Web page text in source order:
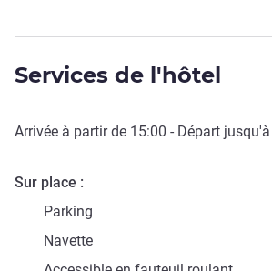
Services de l'hôtel
Arrivée à partir de 15:00 - Départ jusqu'à
Sur place
Parking
Navette